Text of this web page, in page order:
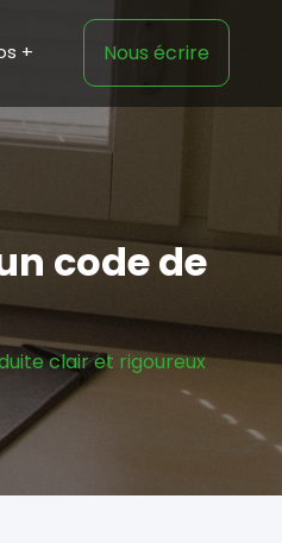
Nous écrire
code de
clair et rigoureux